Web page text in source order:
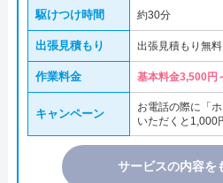
駆けつけ時間 約30分
出張見積もり 出張見積もり無料
作業料金 基本料金3,500円
キャンペーン
お電話の際に「
いただくと1,000
サービスの内容を